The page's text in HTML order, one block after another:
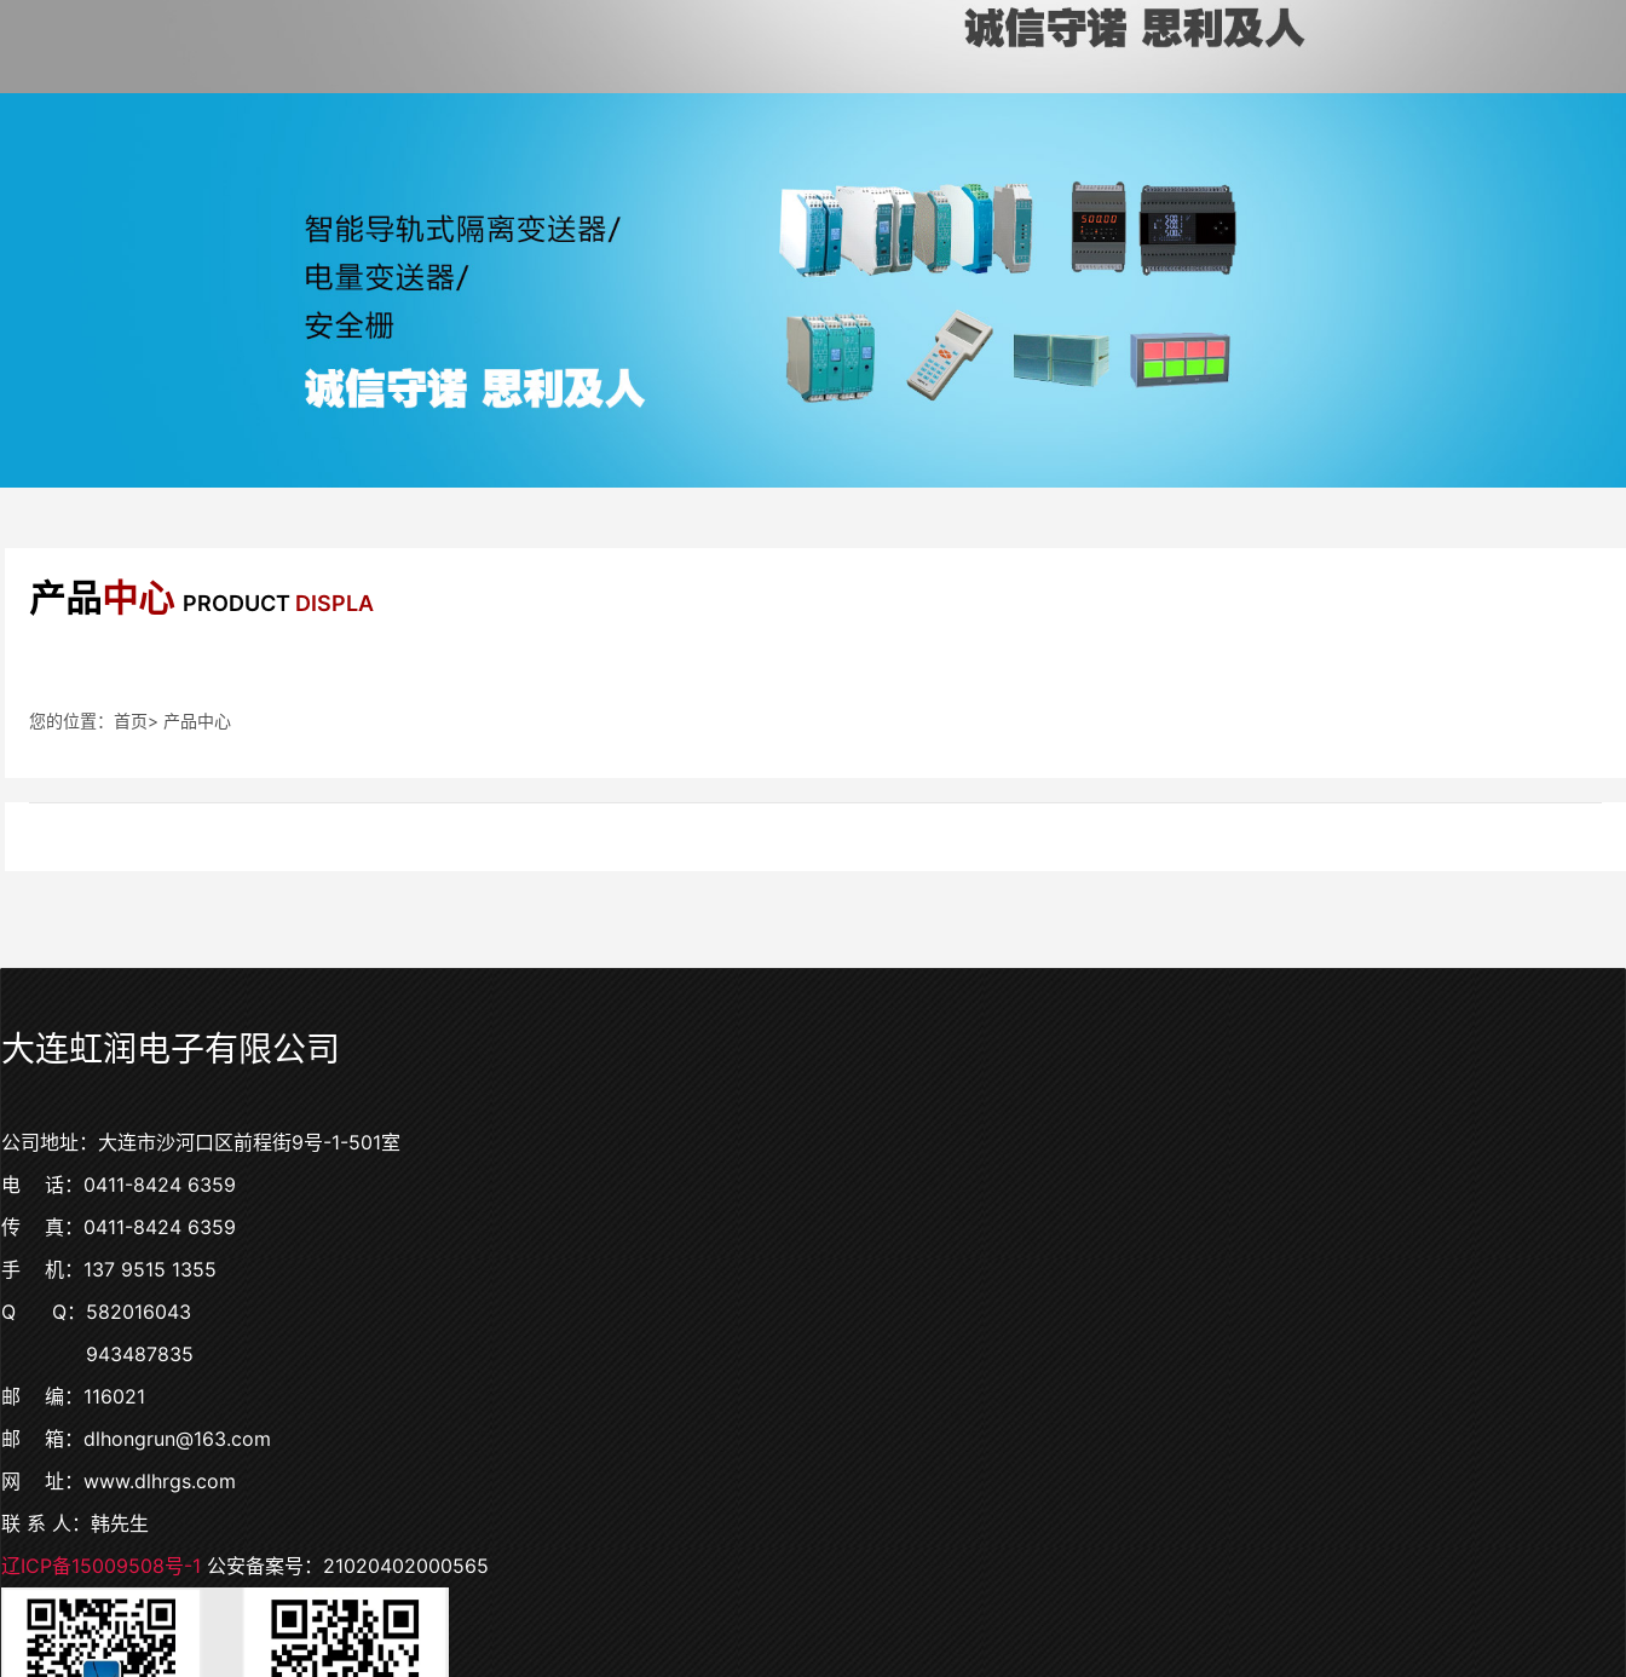
产品中心 PRODUCT DISPLA
您的位置：首页> 产品中心
大连虹润电子有限公司
公司地址：大连市沙河口区前程街9号-1-501室
电 话：0411-8424 6359
传 真：0411-8424 6359
手 机：137 9515 1355
Q Q：582016043
943487835
邮 编：116021
邮 箱：dlhongrun@163.com
网 址：www.dlhrgs.com
联 系 人：韩先生
辽ICP备15009508号-1 公安备案号：21020402000565